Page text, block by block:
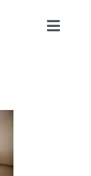
Toggle